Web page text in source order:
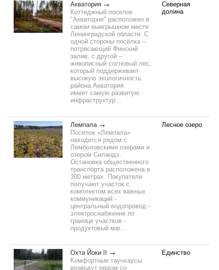
Акватория
Коттеджный поселок
"Акватория" расположен в
самом выигрышном месте
Ленинградской области. С
одной стороны посёлка –
потрясающий Финский
залив, с другой –
живописный сосновый лес,
который поддерживает
высокую экологичность
района.Акватория
имеет самую развитую
инфраструктур...
Северная
долина
Лемпала
Поселок «Лемпала»
находится рядом с
Лемболовскими озерами и
озером Силандэ.
Остановка общественного
транспорта расположена в
300 метрах. Покупатели
получают участок с
комплектом всех важных
коммуникаций -
центральный водопровод -
электроснабжение по
границе участков -
продуктовый маг...
Лесное озеро
Охта Йоки II
Комфортные таунхаусы
возводут рядом со
Единство